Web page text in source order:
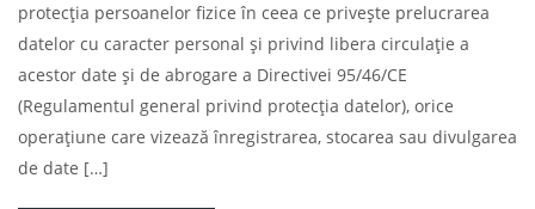
protecţia persoanelor fizice în ceea ce priveşte prelucrarea
datelor cu caracter personal şi privind libera circulaţie a
acestor date şi de abrogare a Directivei 95/46/CE
(Regulamentul general privind protecţia datelor), orice
operațiune care vizează înregistrarea, stocarea sau divulgarea
de date […]